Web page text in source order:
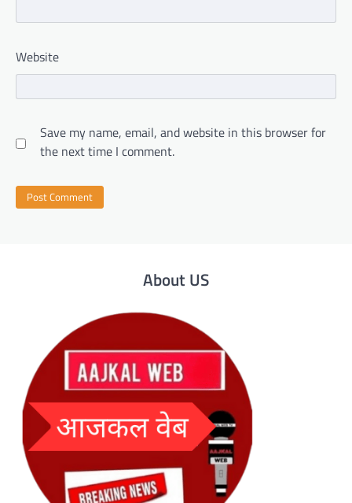
Website
Save my name, email, and website in this browser for
the next time I comment.
About US